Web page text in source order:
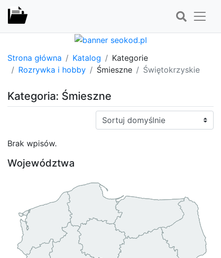
Strona główna Katalog
Kategorie
Rozrywka i hobby
Śmieszne Świętokrzyskie
Kategoria: Śmieszne
Sortuj:
Brak wpisów.
Województwa